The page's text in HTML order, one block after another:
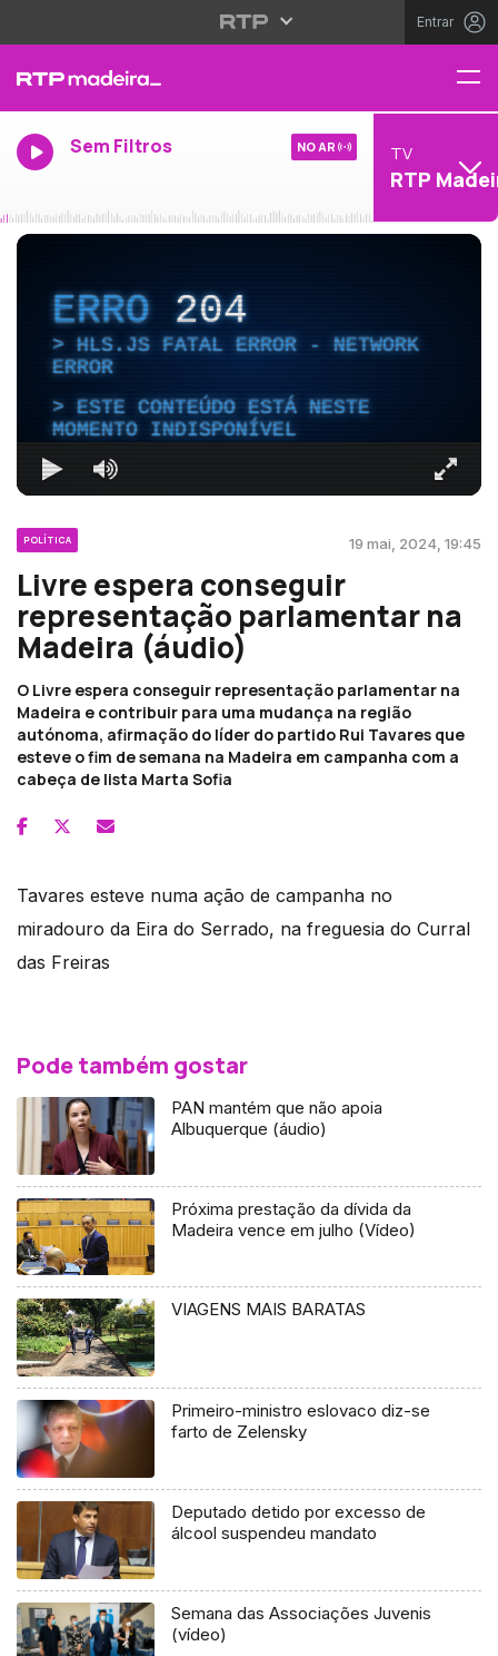
Entrar
Sem Filtros NO AR TV
RTP
ERRO204
HLS.JS FATAL ERROR - NETWORK
ERROR
ESTE CONTEÚDO ESTÁ NESTE
MOMENTO INDISPONÍVEL
POLÍTICA 19 mai, 2024, 19:45
Livre espera conseguir
representação parlamentar na
Madeira (áudio)
O Livre espera conseguir representação parlamentar na
Madeira e contribuir para uma mudança na região
autónoma, afirmação do líder do partido Rui Tavares que
esteve o fim de semana na Madeira em campanha com a
cabeça de lista Marta Sofia
Tavares esteve numa ação de campanha no
miradouro da Eira do Serrado, na freguesia do Curral
das Freiras
Pode também gostar
PAN mantém que não apoia
Albuquerque (áudio)
Próxima prestação da dívida da
Madeira vence em julho (Vídeo)
VIAGENS MAIS BARATAS
Primeiro-ministro eslovaco diz-se
farto de Zelensky
Deputado detido por excesso de
álcool suspendeu mandato
Semana das Associações Juvenis
(vídeo)